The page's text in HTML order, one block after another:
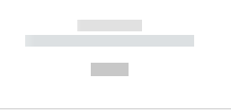
------------
----------- ----------- --------